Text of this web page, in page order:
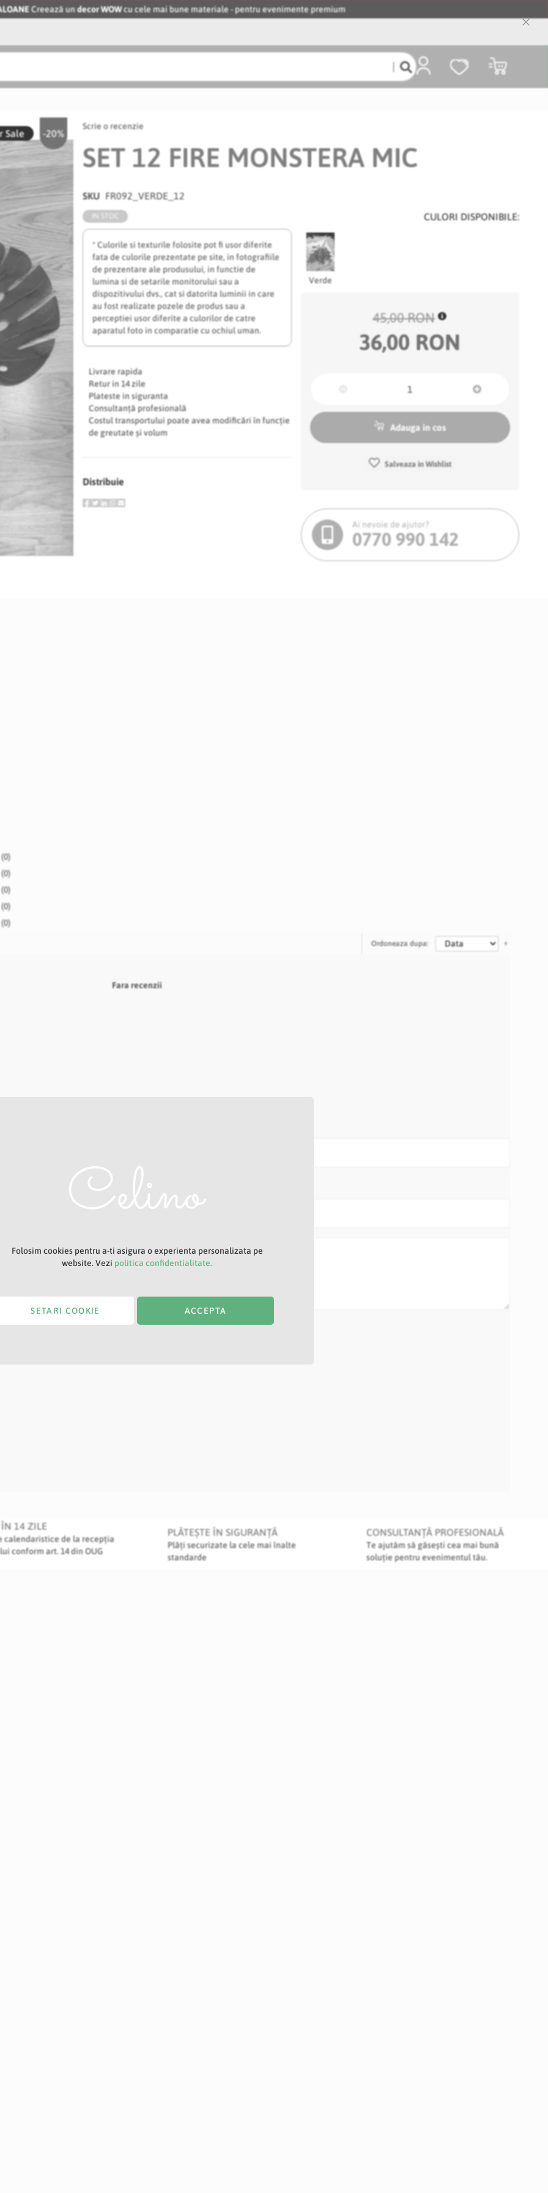
Creează undecor WOWcu cele mai bune materiale - pentru evenimente premium
Coșul meu
-20%
Sale
Scrie o recenzie
SET 12 FIRE MONSTERA MIC
SKU FR092_VERDE_12
* Culorile si texturile folosite pot fi usor diferite
fata de culorile prezentate pe site, in fotografiile
de prezentare ale produsului, in functie de
lumina si de setarile monitorului sau a
dispozitivului dvs., cat si datorita luminii in care
au fost realizate pozele de produs sau a
perceptiei usor diferite a culorilor de catre
aparatul foto in comparatie cu ochiul uman.
Livrare rapida
Retur in 14 zile
Plateste in siguranta
Consultanță profesională
Costul transportului poate avea modificări în funcție
de greutate și volum
Distribuie
CULORI DISPONIBILE:
Verde
45,00 RON
36,00 RON
Adauga in cos
Salveaza in Wishlist
Ai nevoie de ajutor?
0770 990 142
Ordoneaza dupa:
Fara recenzii
ÎN 14 ZILE
calendaristice de la recepția
conform art. 14 din OUG
PLĂTEȘTE ÎN SIGURANȚĂ
Plăți securizate la cele mai înalte
standarde
CONSULTANȚĂ PROFESIONALĂ
Te ajutăm să găsești cea mai bună
soluție pentru evenimentul tău.
Folosim cookies pentru a-ti asigura o experienta personalizata pe
website. Vezi politica confidentialitate.
ACCEPTA
SETARI COOKIE